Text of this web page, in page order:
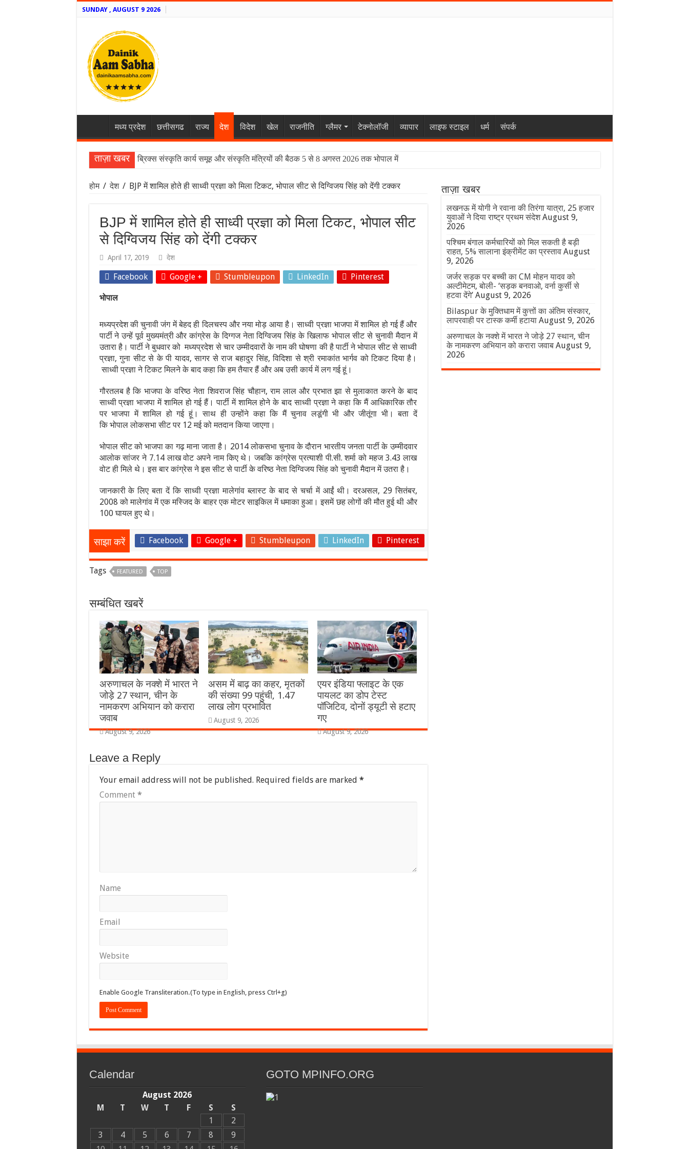
SUNDAY , AUGUST 9 2026
मध्य प्रदेश छत्तीसगढ राज्य देश विदेश खेल राजनीति ग्लैमर टेक्नोलॉजी व्यापार लाइफ स्टाइल धर्म संपर्क
ताज़ा खबर ब्रिक्स संस्कृति कार्य समूह और संस्कृति मंत्रियों की बैठक 5 से 8 अगस्त 2026 तक भोपाल में
होम / देश / BJP में शामिल होते ही साध्वी प्रज्ञा को मिला टिकट, भोपाल सीट से दिग्विजय सिंह को देंगी टक्कर
BJP में शामिल होते ही साध्वी प्रज्ञा को मिला टिकट, भोपाल सीट
से दिग्विजय सिंह को देंगी टक्कर
April 17, 2019 देश
Facebook Google + Stumbleupon LinkedIn Pinterest
भोपाल
मध्यप्रदेश की चुनावी जंग में बेहद ही दिलचस्प और नया मोड़ आया है। साध्वी प्रज्ञा भाजपा में शामिल हो गई हैं और
पार्टी ने उन्हें पूर्व मुख्यमंत्री और कांग्रेस के दिग्गज नेता दिग्विजय सिंह के खिलाफ भोपाल सीट से चुनावी मैदान में
उतारा है। पार्टी ने बुधवार को मध्यप्रदेश से चार उम्मीदवारों के नाम की घोषणा की है पार्टी ने भोपाल सीट से साध्वी
प्रज्ञा, गुना सीट से के पी यादव, सागर से राज बहादुर सिंह, विदिशा से श्री रमाकांत भार्गव को टिकट दिया है।
साध्वी प्रज्ञा ने टिकट मिलने के बाद कहा कि हम तैयार हैं और अब उसी कार्य में लग गई हूं।
गौरतलब है कि भाजपा के वरिष्ठ नेता शिवराज सिंह चौहान, राम लाल और प्रभात झा से मुलाकात करने के बाद
साध्वी प्रज्ञा भाजपा में शामिल हो गई हैं। पार्टी में शामिल होने के बाद साध्वी प्रज्ञा ने कहा कि मैं आधिकारिक तौर
पर भाजपा में शामिल हो गई हूं। साथ ही उन्होंने कहा कि मैं चुनाव लडूंगी भी और जीतूंगा भी। बता दें
कि भोपाल लोकसभा सीट पर 12 मई को मतदान किया जाएगा।
भोपाल सीट को भाजपा का गढ़ माना जाता है। 2014 लोकसभा चुनाव के दौरान भारतीय जनता पार्टी के उम्मीदवार
आलोक सांजर ने 7.14 लाख वोट अपने नाम किए थे। जबकि कांग्रेस प्रत्याशी पी.सी. शर्मा को महज 3.43 लाख
वोट ही मिले थे। इस बार कांग्रेस ने इस सीट से पार्टी के वरिष्ठ नेता दिग्विजय सिंह को चुनावी मैदान में उतरा है।
जानकारी के लिए बता दें कि साध्वी प्रज्ञा मालेगांव ब्लास्ट के बाद से चर्चा में आईं थी। दरअसल, 29 सितंबर,
2008 को मालेगांव में एक मस्जिद के बाहर एक मोटर साइकिल में धमाका हुआ। इसमें छह लोगों की मौत हुई थी और
100 घायल हुए थे।
साझा करें Facebook Google + Stumbleupon LinkedIn Pinterest
Tags FEATURED TOP
सम्बंधित खबरें
अरुणाचल के नक्शे में भारत ने
जोड़े 27 स्थान, चीन के
नामकरण अभियान को करारा
जवाब
August 9, 2026
असम में बाढ़ का कहर, मृतकों
की संख्या 99 पहुंची, 1.47
लाख लोग प्रभावित
August 9, 2026
एयर इंडिया फ्लाइट के एक
पायलट का डोप टेस्ट
पॉजिटिव, दोनों ड्यूटी से हटाए
गए
August 9, 2026
Leave a Reply
Your email address will not be published. Required fields are marked *
Comment *
Name
Email
Website
Enable Google Transliteration.(To type in English, press Ctrl+g)
ताज़ा खबर
लखनऊ में योगी ने रवाना की तिरंगा यात्रा, 25 हजार
युवाओं ने दिया राष्ट्र प्रथम संदेश August 9,
2026
पश्चिम बंगाल कर्मचारियों को मिल सकती है बड़ी
राहत, 5% सालाना इंक्रीमेंट का प्रस्ताव August
9, 2026
जर्जर सड़क पर बच्ची का CM मोहन यादव को
अल्टीमेटम, बोली- ‘सड़क बनवाओ, वर्ना कुर्सी से
हटवा देंगे’ August 9, 2026
Bilaspur के मुक्तिधाम में कुत्तों का अंतिम संस्कार,
लापरवाही पर टास्क कर्मी हटाया August 9, 2026
अरुणाचल के नक्शे में भारत ने जोड़े 27 स्थान, चीन
के नामकरण अभियान को करारा जवाब August 9,
2026
Calendar
August 2026
M
T W T F S
S
1
2
3
4 5 6 7 8
9
GOTO MPINFO.ORG